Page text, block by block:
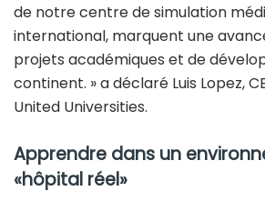
de notre centre de simulation
international, marquent une
projets académiques et de
continent. » a déclaré Luis Lopez,
United Universities.
Apprendre dans un
«hôpital réel»